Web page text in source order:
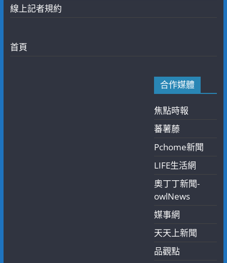
線上記者規約
首頁
合作媒體
焦點時報
蕃薯藤
Pchome新聞
LIFE生活網
奧丁丁新聞-
owlNews
媒事網
天天上新聞
品觀點